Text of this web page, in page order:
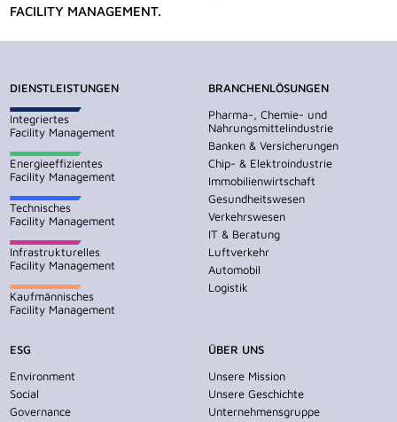
FACILITY MANAGEMENT.
DIENSTLEISTUNGEN
Integriertes
Facility Management
Energieeffizientes
Facility Management
Technisches
Facility Management
Infrastrukturelles
Facility Management
Kaufmännisches
Facility Management
BRANCHENLÖSUNGEN
Pharma-, Chemie- und
Nahrungsmittelindustrie
Banken & Versicherungen
Chip- & Elektroindustrie
Immobilienwirtschaft
Gesundheitswesen
Verkehrswesen
IT & Beratung
Luftverkehr
Automobil
Logistik
ESG
Environment
Social
Governance
ÜBER UNS
Unsere Mission
Unsere Geschichte
Unternehmensgruppe